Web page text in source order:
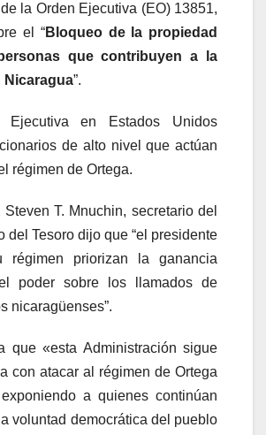
la Orden Ejecutiva (EO) 13851,
el “Bloqueo de la propiedad
que contribuyen a la
Nicaragua”.
Ejecutiva en Estados Unidos
de alto nivel que actúan
régimen de Ortega.
Steven T. Mnuchin, secretario del
del Tesoro dijo que “el presidente
régimen priorizan la ganancia
poder sobre los llamados de
nicaragüenses”.
que «esta Administración sigue
con atacar al régimen de Ortega
a quienes continúan
voluntad democrática del pueblo